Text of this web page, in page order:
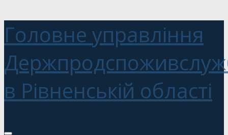
Головне управління
в Рівненській області